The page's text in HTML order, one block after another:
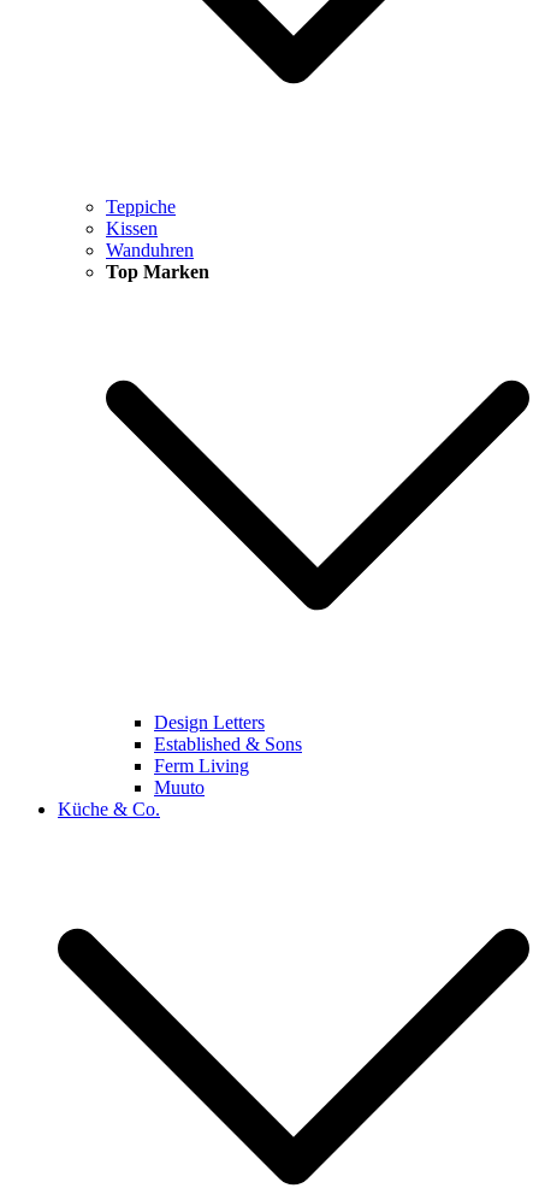
Teppiche
Kissen
Wanduhren
Top Marken
Design Letters
Established & Sons
Ferm Living
Muuto
Küche & Co.